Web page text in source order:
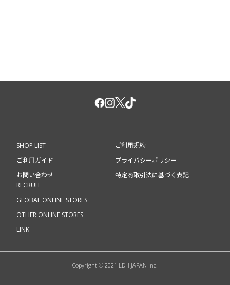
SHOP LIST
ご利用ガイド
お問い合わせ
ご利用規約
プライバシーポリシー
特定商取引法に基づく表記
RECRUIT
GLOBAL ONLINE STORES
OTHER ONLINE STORES
LINK
Copyright © 2021 LDH JAPAN Inc.